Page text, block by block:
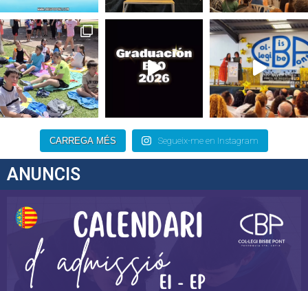
CARREGA MÉS Segueix-me en Instagram
ANUNCIS